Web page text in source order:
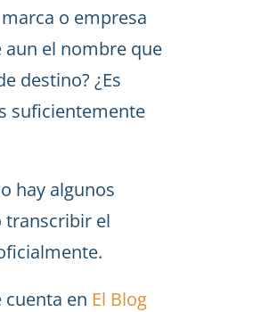
o empresa
aun el nombre que
destino? ¿Es
suficientemente
hay algunos
transcribir el
cuenta en El Blog